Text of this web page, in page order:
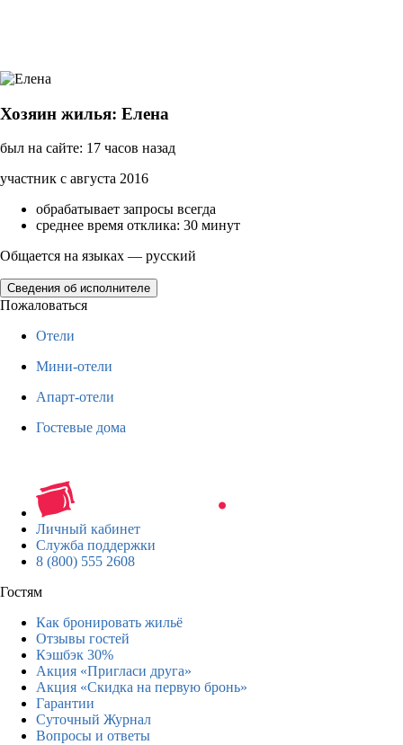
Хозяин жилья: Елена
был на сайте: 17 часов назад
участник с августа 2016
обрабатывает запросы всегда
среднее время отклика: 30 минут
Общается на языках — русский
Сведения об исполнителе
Пожаловаться
Отели
Мини-отели
Апарт-отели
Гостевые дома
Личный кабинет
Служба поддержки
8 (800) 555 2608
Гостям
Как бронировать жильё
Отзывы гостей
Кэшбэк 30%
Акция «Пригласи друга»
Акция «Скидка на первую бронь»
Гарантии
Суточный Журнал
Вопросы и ответы